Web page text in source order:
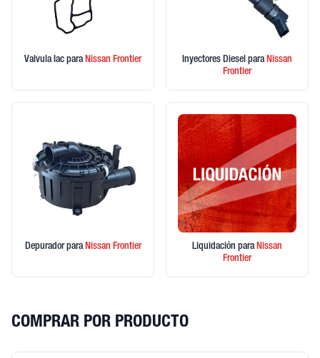
Valvula Iac paraNissan Frontier Inyectores Diesel paraNissan
Frontier
Depurador paraNissan Frontier Liquidación paraNissan
Frontier
COMPRAR POR PRODUCTO